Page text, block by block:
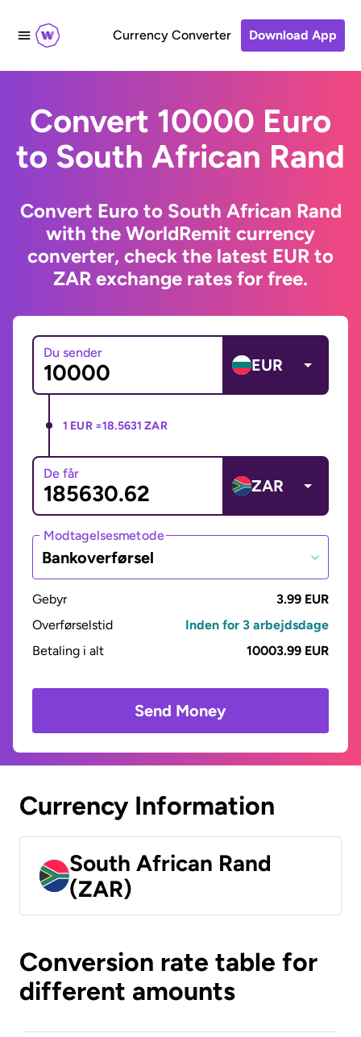
Currency Converter Download App
Convert 10000 Euro
to South African Rand
Convert Euro to South African Rand
with the WorldRemit currency
converter, check the latest EUR to
ZAR exchange rates for free.
Du sender
EUR
1 EUR =18.5631 ZAR
De får
ZAR
Modtagelsesmetode
Bankoverførsel
Gebyr
3.99 EUR
Overførselstid
Inden for 3 arbejdsdage
Betaling i alt
10003.99 EUR
Send Money
Currency Information
South African Rand
(ZAR)
Conversion rate table for
different amounts